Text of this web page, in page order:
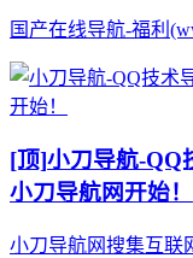
国产在线导航-福利
[顶]小刀导航-QQ
小刀导航网开始！
小刀导航网搜集互联